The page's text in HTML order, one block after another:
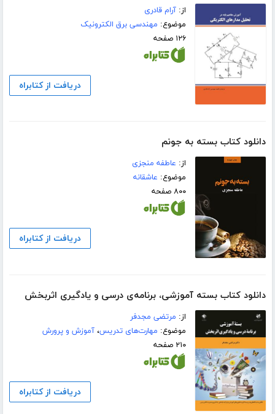
از:آرام قادری
موضوع: مهندسی برق الکترونیک
۱۲۶ صفحه
دریافت از کتابراه
دانلود کتاب بسته به جونم
از: عاطفه منجزی
موضوع: عاشقانه
۸۰۰ صفحه
دریافت از کتابراه
دانلود کتاب بسته آموزشی، برنامه‌ی درسی و یادگیری اثربخش
از: مرتضی مجدفر
موضوع: مهارت‌های تدریس،آموزش و پرورش
۲۱۰ صفحه
دریافت از کتابراه